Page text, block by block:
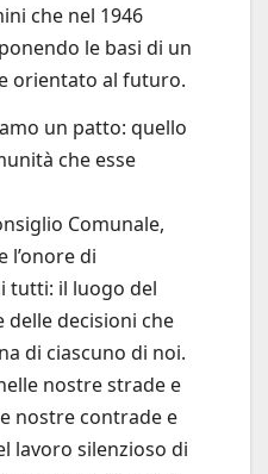
che nel 1946
le basi di un
orientato al futuro.
un patto: quello
che esse
Comunale,
l’onore di
tutti: il luogo del
delle decisioni che
di ciascuno di noi.
nostre strade e
nostre contrade e
lavoro silenzioso di